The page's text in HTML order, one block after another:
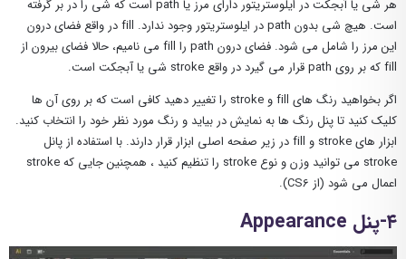
هر شی یا آبجکت در ایلوستریتور دارای مرز یا path است که شی را در بر گرفته
است. هیچ شی بدون path در ایلوستریتور وجود ندارد. fill در واقع فضای درون
این مرز را شامل می شود. فضای درون path را fill می نامیم، حالا فضای بیرون از
fill که بر روی path قرار می گیرد در واقع stroke شی یا آبجکت است.
اگر بخواهید رنگ های fill و stroke را تغییر دهید کافی است که بر روی آن ها
کلیک کنید تا پنل رنگ ها به نمایش در بیاید و رنگ مورد نظر خود را انتخاب کنید.
ابزار های stroke و fill در زیر صفحه اصلی ابزار قرار دارند. با استفاده از پانل
stroke می توانید وزن و نوع stroke را تنظیم کنید ، همچنین جایی که stroke
اعمال می شود (از CS6).
۴-پنل Appearance